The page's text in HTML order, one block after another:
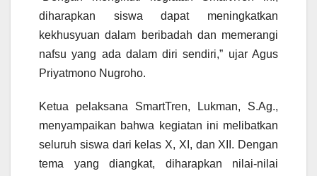
diharapkan siswa dapat meningkatkan
kekhusyuan dalam beribadah dan memerangi
nafsu yang ada dalam diri sendiri,” ujar Agus
Priyatmono Nugroho.
Ketua pelaksana SmartTren, Lukman, S.Ag.,
menyampaikan bahwa kegiatan ini melibatkan
seluruh siswa dari kelas X, XI, dan XII. Dengan
tema yang diangkat, diharapkan nilai-nilai